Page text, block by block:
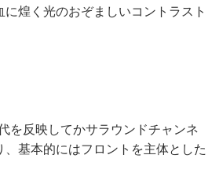
煌く光のおぞましいコントラスト
を反映してかサラウンドチャンネ
基本的にはフロントを主体とした